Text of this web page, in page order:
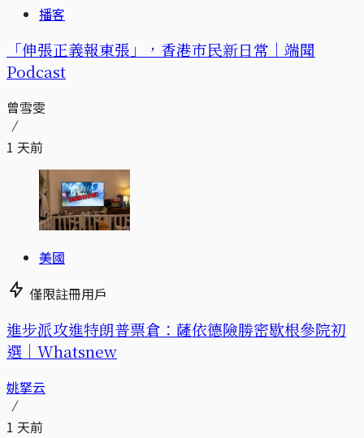
播客
「伸張正義報東張」，香港市民新日常｜端聞
Podcast
曾雪雯
1 天前
美國
僅限註冊用戶
進步派攻進特朗普票倉：薩依德險勝密歇根參院初
選｜Whatsnew
姚拏云
1 天前